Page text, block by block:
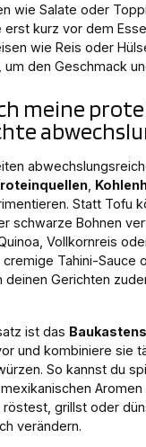
wie Salate oder
erst kurz vor dem
wie Reis oder
den Geschmack
meine
Statt Tofu
schwarze Bohnen
Vollkornreis
cremige Tahini-
deinen Gerichten
ist das
und kombiniere sie
So kannst du
grillst oder
verändern.